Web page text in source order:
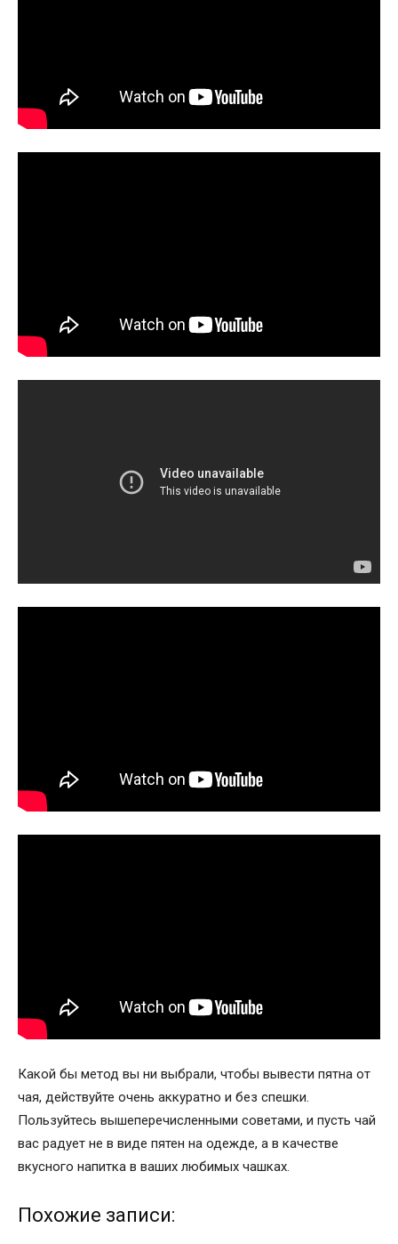
Какой бы метод вы ни выбрали, чтобы вывести пятна от
чая, действуйте очень аккуратно и без спешки.
Пользуйтесь вышеперечисленными советами, и пусть чай
вас радует не в виде пятен на одежде, а в качестве
вкусного напитка в ваших любимых чашках.
Похожие записи: